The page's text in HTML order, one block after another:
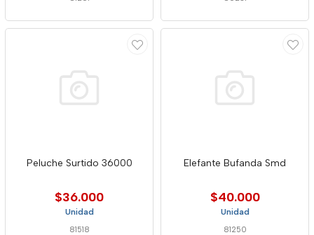
Peluche Surtido 36000
$36.000
Unidad
81518
Elefante Bufanda Smd
$40.000
Unidad
81250